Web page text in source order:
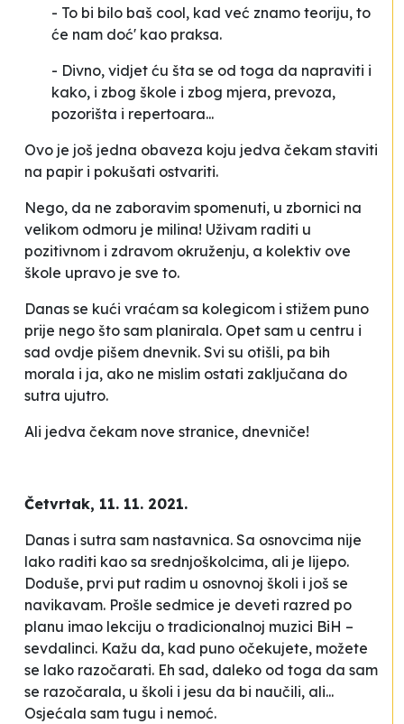
- To bi bilo baš cool, kad već znamo teoriju, to
će nam doć' kao praksa.
- Divno, vidjet ću šta se od toga da napraviti i
kako, i zbog škole i zbog mjera, prevoza,
pozorišta i repertoara...
Ovo je još jedna obaveza koju jedva čekam staviti
na papir i pokušati ostvariti.
Nego, da ne zaboravim spomenuti, u zbornici na
velikom odmoru je milina! Uživam raditi u
pozitivnom i zdravom okruženju, a kolektiv ove
škole upravo je sve to.
Danas se kući vraćam sa kolegicom i stižem puno
prije nego što sam planirala. Opet sam u centru i
sad ovdje pišem dnevnik. Svi su otišli, pa bih
morala i ja, ako ne mislim ostati zaključana do
sutra ujutro.
Ali jedva čekam nove stranice, dnevniče!
Četvrtak, 11. 11. 2021.
Danas i sutra sam nastavnica. Sa osnovcima nije
lako raditi kao sa srednjoškolcima, ali je lijepo.
Doduše, prvi put radim u osnovnoj školi i još se
navikavam. Prošle sedmice je deveti razred po
planu imao lekciju o tradicionalnoj muzici BiH –
sevdalinci. Kažu da, kad puno očekujete, možete
se lako razočarati. Eh sad, daleko od toga da sam
se razočarala, u školi i jesu da bi naučili, ali...
Osjećala sam tugu i nemoć.